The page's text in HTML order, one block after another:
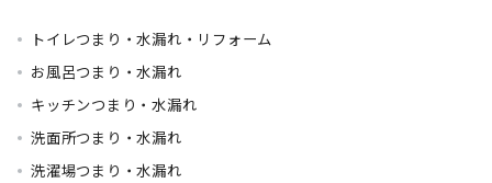
トイレつまり・水漏れ・リフォーム
お風呂つまり・水漏れ
キッチンつまり・水漏れ
洗面所つまり・水漏れ
洗濯場つまり・水漏れ